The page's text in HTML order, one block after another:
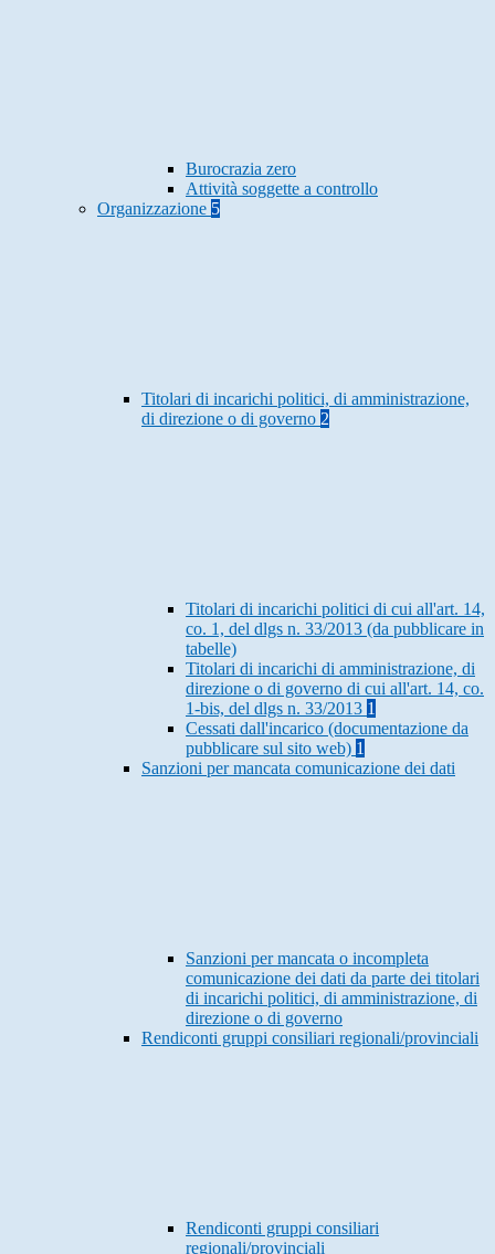
Burocrazia zero
Attività soggette a controllo
Organizzazione 5
Titolari di incarichi politici, di amministrazione,
di direzione o di governo 2
Titolari di incarichi politici di cui all'art. 14,
co. 1, del dlgs n. 33/2013 (da pubblicare in
tabelle)
Titolari di incarichi di amministrazione, di
direzione o di governo di cui all'art. 14, co.
1-bis, del dlgs n. 33/2013 1
Cessati dall'incarico (documentazione da
pubblicare sul sito web) 1
Sanzioni per mancata comunicazione dei dati
Sanzioni per mancata o incompleta
comunicazione dei dati da parte dei titolari
di incarichi politici, di amministrazione, di
direzione o di governo
Rendiconti gruppi consiliari regionali/provinciali
Rendiconti gruppi consiliari
regionali/provinciali